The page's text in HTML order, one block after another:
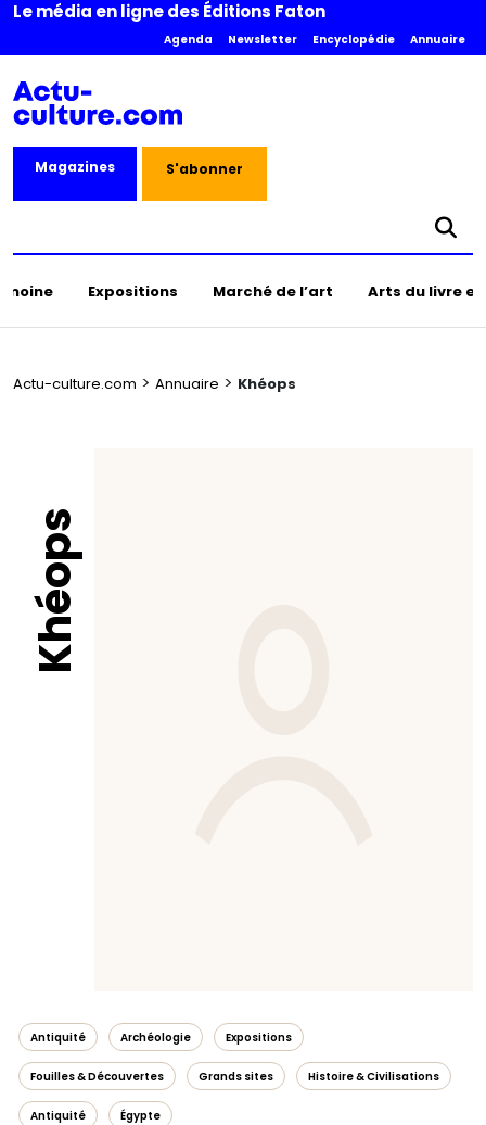
Le média en ligne des Éditions Faton
Agenda Newsletter Encyclopédie Annuaire
Magazines S'abonner
Expositions Marché de l’art Arts du livre
Actu-culture.com > Annuaire > Khéops
Khéops
Antiquité Archéologie Expositions
Fouilles & Découvertes Grands sites Histoire & Civilisations
Antiquité Égypte